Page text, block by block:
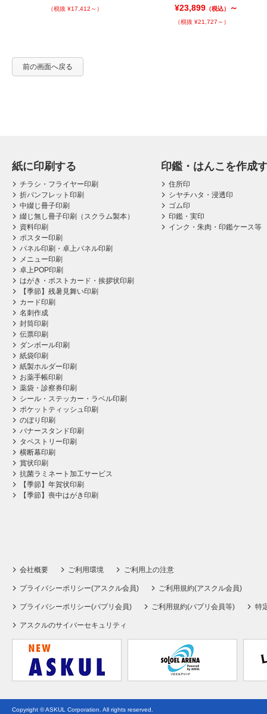
（税抜 ¥17,412～） ¥23,899 （税込） ～
（税抜 ¥21,727～）
前の画面へ戻る
紙に印刷する
チラシ・フライヤー印刷
折パンフレット印刷
中綴じ冊子印刷
綴じ無し冊子印刷（スクラム製本）
資料印刷
ポスター印刷
パネル印刷・卓上パネル印刷
メニュー印刷
卓上POP印刷
はがき・ポストカード・挨拶状印刷
【季節】残暑見舞い印刷
カード印刷
名刺作成
封筒印刷
伝票印刷
ダンボール印刷
紙袋印刷
紙製ホルダー印刷
お薬手帳印刷
薬袋・診察券印刷
シール・ステッカー・ラベル印刷
ポケットティッシュ印刷
のぼり印刷
バナースタンド印刷
タペストリー印刷
横断幕印刷
賞状印刷
抗菌ラミネート加工サービス
【季節】年賀状印刷
【季節】喪中はがき印刷
印鑑・はんこを作成
住所印
シヤチハタ・浸透印
ゴム印
印鑑・実印
インク・朱肉・印鑑ケース等
会社概要 ご利用環境 ご利用上の注意
プライバシーポリシー(アスクル会員) ご利用規約(アスクル会員)
プライバシーポリシー(パプリ会員) ご利用規約(パプリ会員等) 特
アスクルのサイバーセキュリティ
Copyright © ASKUL Corporation. All rights reserved.